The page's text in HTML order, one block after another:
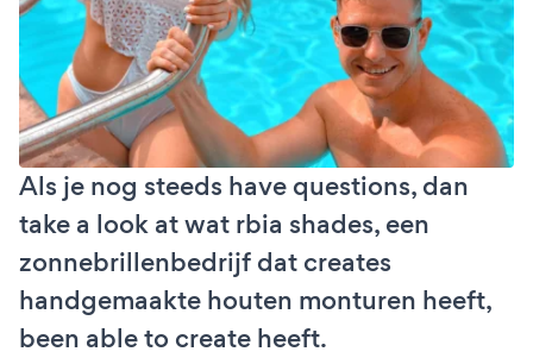
Als je nog steeds have questions, dan
take a look at wat rbia shades, een
zonnebrillenbedrijf dat creates
handgemaakte houten monturen heeft,
been able to create heeft.